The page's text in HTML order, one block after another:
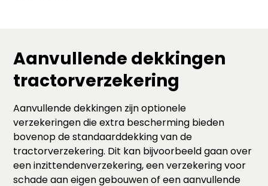
Aanvullende dekkingen
tractorverzekering
Aanvullende dekkingen zijn optionele
verzekeringen die extra bescherming bieden
bovenop de standaarddekking van de
tractorverzekering. Dit kan bijvoorbeeld gaan over
een inzittendenverzekering, een verzekering voor
schade aan eigen gebouwen of een aanvullende